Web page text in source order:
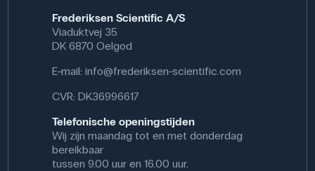
Frederiksen Scientific A/S
Viaduktvej 35
DK 6870 Oelgod
E-mail:info@frederiksen-scientific.com
CVR: DK36996617
Telefonische openingstijden
Wij zijn maandag tot en met donderdag
bereikbaar
tussen 9.00 uur en 16.00 uur.